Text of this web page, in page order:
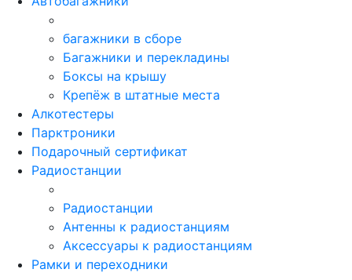
багажники в сборе
Багажники и перекладины
Боксы на крышу
Крепёж в штатные места
Алкотестеры
Парктроники
Подарочный сертификат
Радиостанции
Радиостанции
Антенны к радиостанциям
Аксессуары к радиостанциям
Рамки и переходники